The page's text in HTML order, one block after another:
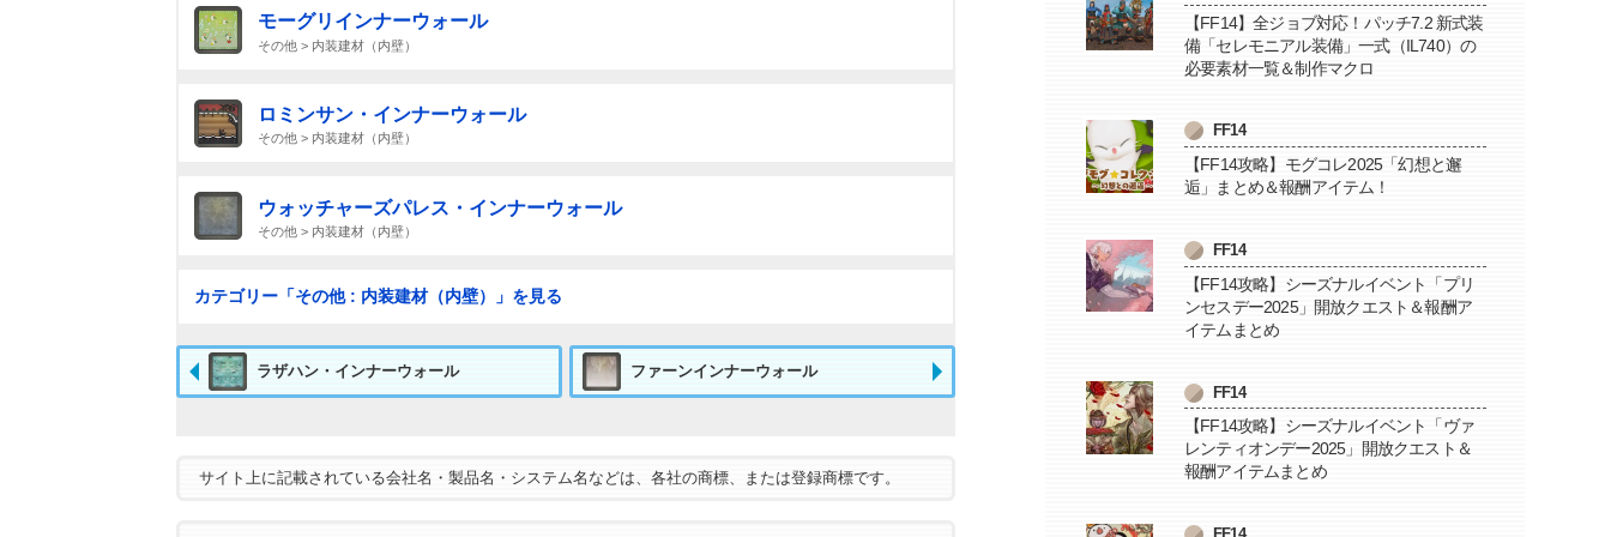
モーグリインナーウォール
その他 > 内装建材（内壁）
ロミンサン・インナーウォール
その他 > 内装建材（内壁）
ウォッチャーズパレス・インナーウォール
その他 > 内装建材（内壁）
カテゴリー「その他 : 内装建材（内壁）」を見る
ラザハン・インナーウォール ファーンインナーウォール
サイト上に記載されている会社名・製品名・システム名などは、各社の商標、または登録商標です。
【FF14】全ジョブ対応！パッチ7.2 新式装
備「セレモニアル装備」一式（IL740）の
必要素材一覧＆制作マクロ
FF14
【FF14攻略】モグコレ2025「幻想と邂
逅」まとめ＆報酬アイテム！
FF14
【FF14攻略】シーズナルイベント「プリ
ンセスデー2025」開放クエスト＆報酬ア
イテムまとめ
FF14
【FF14攻略】シーズナルイベント「ヴァ
レンティオンデー2025」開放クエスト＆
報酬アイテムまとめ